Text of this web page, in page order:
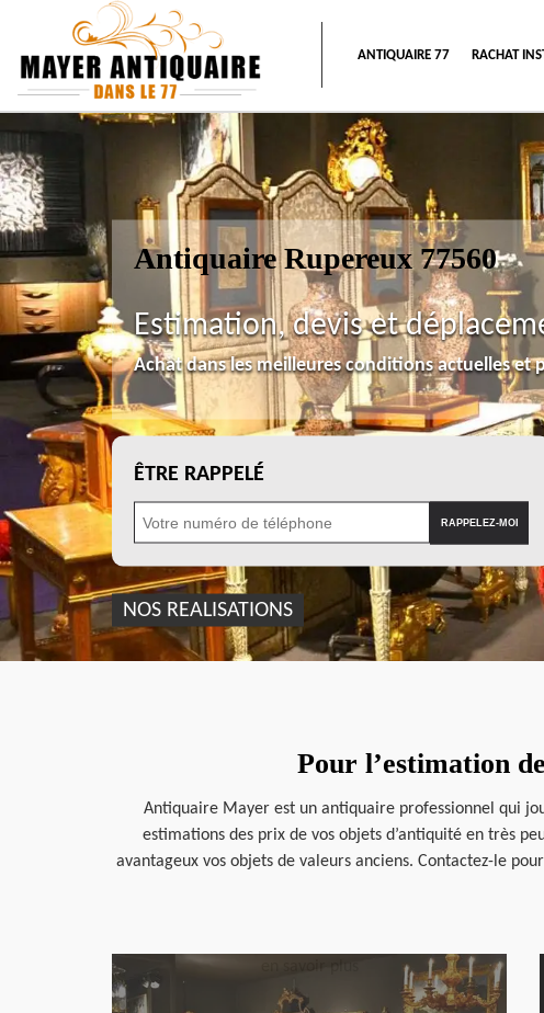
ANTIQUAIRE 77 RACHAT
Antiquaire Rupereux 77560
Estimation, devis et
Achat dans les meilleures conditions actuelles et
ÊTRE RAPPELÉ
NOS REALISATIONS
Pour l’estimation
Antiquaire Mayer est un antiquaire professionnel qui
estimations des prix de vos objets d’antiquité en très
avantageux vos objets de valeurs anciens. Contactez-le